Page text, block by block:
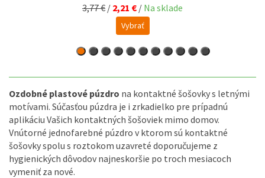
3,77 € / 2,21 € / Na sklade
Vybrať
Ozdobné plastové púzdro na kontaktné šošovky s letnými
motívami. Súčasťou púzdra je i zrkadielko pre prípadnú
aplikáciu Vašich kontaktných šošoviek mimo domov.
Vnútorné jednofarebné púzdro v ktorom sú kontaktné
šošovky spolu s roztokom uzavreté doporučujeme z
hygienických dôvodov najneskoršie po troch mesiacoch
vymeniť za nové.